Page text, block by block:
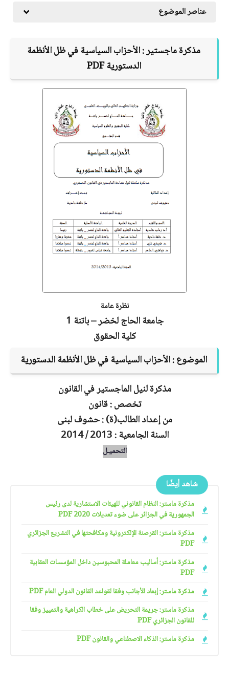
عناصر الموضوع
مذكرة ماجستير :الأحزاب السياسية في ظل الأنظمة
الدستوريةPDF
نظرة عامة
جامعة الحاج لخضر – باتنة 1
كلية الحقوق
الموضوع :الأحزاب السياسية في ظل الأنظمة الدستورية
مذكرة لنيل الماجستير في القانون
تخصص : قانون
من إعداد الطالب(ة) : حشوف لبنى
السنة الجامعية : 2013 / 2014
التحميـل
شاهد أيضًا
مذكرة ماستر: النظام القانوني للهيئات الاستشارية لدى رئيس
الجمهورية في الجزائر على ضوء تعديلات 2020 PDF
مذكرة ماستر: القرصنة الإلكترونية ومكافحتها في التشريع الجزائري
PDF
مذكرة ماستر: أساليب معاملة المحبوسين داخل المؤسسات العقابية
PDF
مذكرة ماستر: إبعاد الأجانب وفقا لقواعد القانون الدولي العام PDF
مذكرة ماستر: جريمة التحريض على خطاب الكراهية والتمييز وفقا
للقانون الجزائري PDF
مذكرة ماستر: الذكاء الاصطناعي والقانون PDF